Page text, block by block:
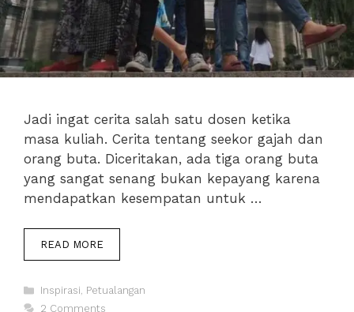
Jadi ingat cerita salah satu dosen ketika
masa kuliah. Cerita tentang seekor gajah dan
orang buta. Diceritakan, ada tiga orang buta
yang sangat senang bukan kepayang karena
mendapatkan kesempatan untuk …
READ MORE
KEREN-
INILAH
ALASAN
Categories
Inspirasi, Petualangan
2 Comments